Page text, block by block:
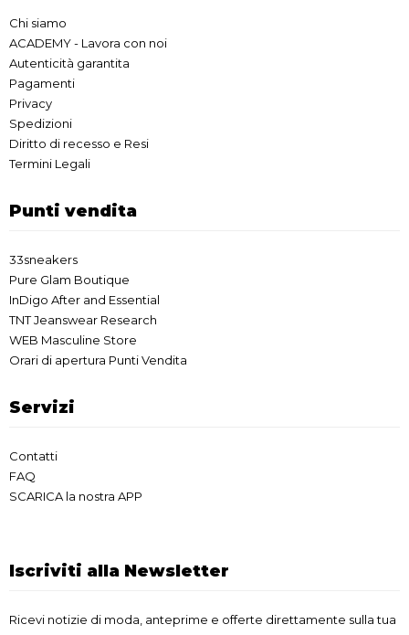
Chi siamo
ACADEMY - Lavora con noi
Autenticità garantita
Pagamenti
Privacy
Spedizioni
Diritto di recesso e Resi
Termini Legali
Punti vendita
33sneakers
Pure Glam Boutique
InDigo After and Essential
TNT Jeanswear Research
WEB Masculine Store
Orari di apertura Punti Vendita
Servizi
Contatti
FAQ
SCARICA la nostra APP
Iscriviti alla Newsletter
Ricevi notizie di moda, anteprime e offerte direttamente sulla tua